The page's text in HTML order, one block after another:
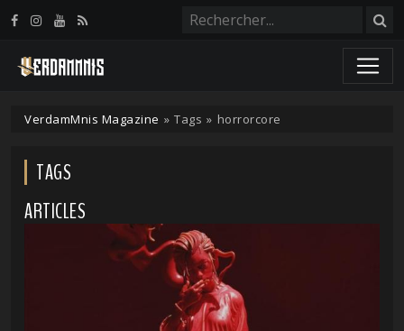
VerdamMnis Magazine » Tags » horrorcore
TAGS
ARTICLES
Panneau de gestion des cookies